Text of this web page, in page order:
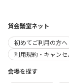
貸会議室ネット
初めてご利用の方へ
利用規約・キャン
会場を探す